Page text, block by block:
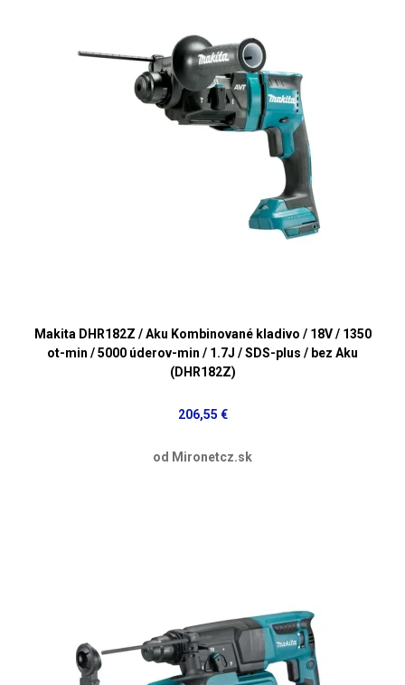
Makita DHR182Z / Aku Kombinované kladivo / 18V / 1350
ot-min / 5000 úderov-min / 1.7J / SDS-plus / bez Aku
(DHR182Z)
206,55 €
od Mironetcz.sk